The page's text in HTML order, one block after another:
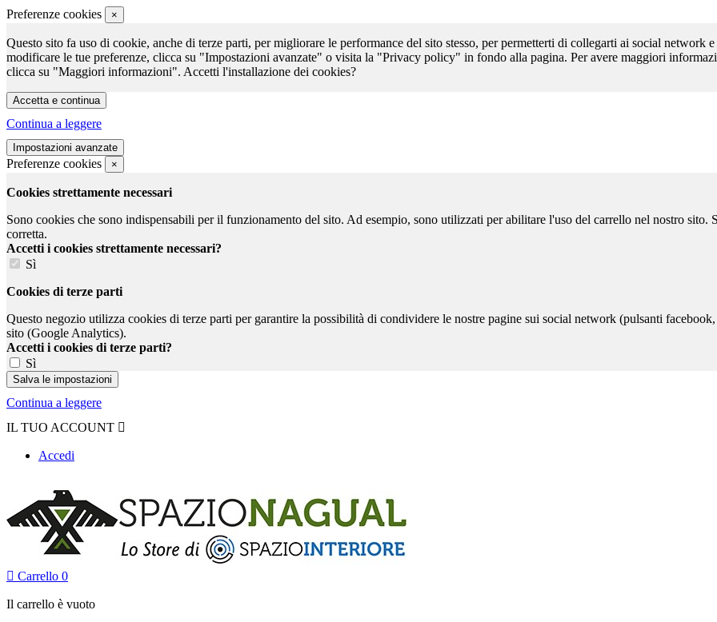
Preferenze cookies ×
Questo sito fa uso di cookie, anche di terze parti, per migliorare le performance del sito stesso, per permetterti di collegarti ai social network
modificare le tue preferenze, clicca su "Impostazioni avanzate" o visita la "Privacy policy" in fondo alla pagina. Per avere maggiori
clicca su "Maggiori informazioni". Accetti l'installazione dei cookies?
Continua a leggere
Preferenze cookies ×
Cookies strettamente necessari
Sono cookies che sono indispensabili per il funzionamento del sito. Ad esempio, sono utilizzati per abilitare l'uso del carrello nel nostro sito.
corretta.
Accetti i cookies strettamente necessari?
Sì
Cookies di terze parti
Questo negozio utilizza cookies di terze parti per garantire la possibilità di condividere le nostre pagine sui social network (pulsanti
sito (Google Analytics).
Accetti i cookies di terze parti?
Sì
Continua a leggere
IL TUO ACCOUNT 
Accedi
 Carrello 0
Il carrello è vuoto